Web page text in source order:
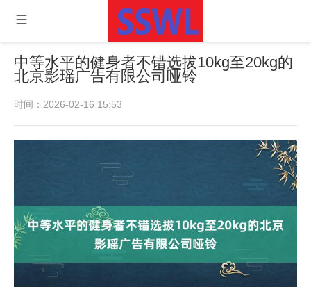
中等水平的健身者不错选拔10kg至20kg的
北京影瑶广告有限公司哑铃
时间：2026-02-16 15:53